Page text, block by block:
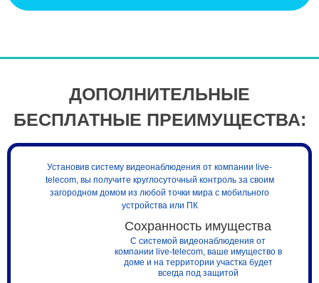
ДОПОЛНИТЕЛЬНЫЕ
БЕСПЛАТНЫЕ ПРЕИМУЩЕСТВА:
Установив систему видеонаблюдения от компании live-
telecom, вы получите круглосуточный контроль за своим
загородном домом из любой точки мира с мобильного
устройства или ПК
Сохранность имущества
С системой видеонаблюдения от
компании live-telecom, ваше имущество в
доме и на территории участка будет
всегда под защитой